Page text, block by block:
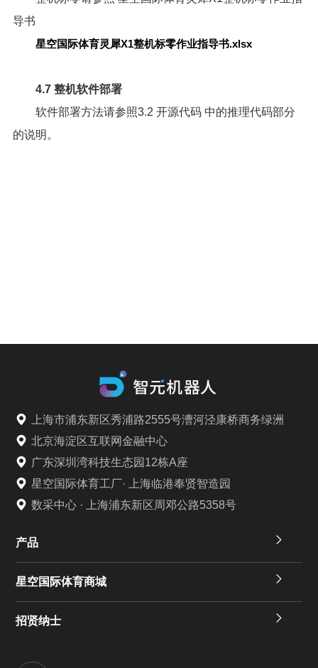
导书
星空国际体育灵犀X1整机标零作业指导书.xlsx
4.7 整机软件部署
软件部署方法请参照3.2 开源代码中的推理代码部分
的说明。
上海市浦东新区秀浦路2555号漕河泾康桥商务绿洲
北京海淀区互联网金融中心
广东深圳湾科技生态园12栋A座
星空国际体育工厂· 上海临港奉贤智造园
数采中心 · 上海浦东新区周邓公路5358号
产品
星空国际体育商城
招贤纳士